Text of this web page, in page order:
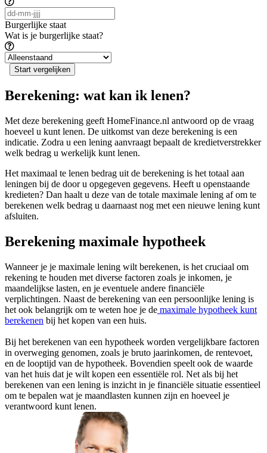
Burgerlijke staat
Wat is je burgerlijke staat?
Start vergelijken
Berekening: wat kan ik lenen?
Met deze berekening geeft HomeFinance.nl antwoord op de vraag
hoeveel u kunt lenen. De uitkomst van deze berekening is een
indicatie. Zodra u een lening aanvraagt bepaalt de kredietverstrekker
welk bedrag u werkelijk kunt lenen.
Het maximaal te lenen bedrag uit de berekening is het totaal aan
leningen bij de door u opgegeven gegevens. Heeft u openstaande
kredieten? Dan haalt u deze van de totale maximale lening af om te
berekenen welk bedrag u daarnaast nog met een nieuwe lening kunt
afsluiten.
Berekening maximale hypotheek
Wanneer je je maximale lening wilt berekenen, is het cruciaal om
rekening te houden met diverse factoren zoals je inkomen, je
maandelijkse lasten, en je eventuele andere financiële
verplichtingen. Naast de berekening van een persoonlijke lening is
het ook belangrijk om te weten hoe je de maximale hypotheek kunt
berekenen bij het kopen van een huis.
Bij het berekenen van een hypotheek worden vergelijkbare factoren
in overweging genomen, zoals je bruto jaarinkomen, de rentevoet,
en de looptijd van de hypotheek. Bovendien speelt ook de waarde
van het huis dat je wilt kopen een essentiële rol. Net als bij het
berekenen van een lening is inzicht in je financiële situatie essentieel
om te bepalen wat je maandlasten kunnen zijn en hoeveel je
verantwoord kunt lenen.